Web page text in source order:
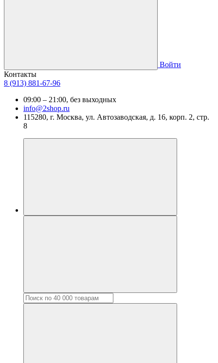
Войти
Контакты
8 (913) 881-67-96
09:00 – 21:00, без выходных
info@2shop.ru
115280, г. Москва, ул. Автозаводская, д. 16, корп. 2, стр.
8